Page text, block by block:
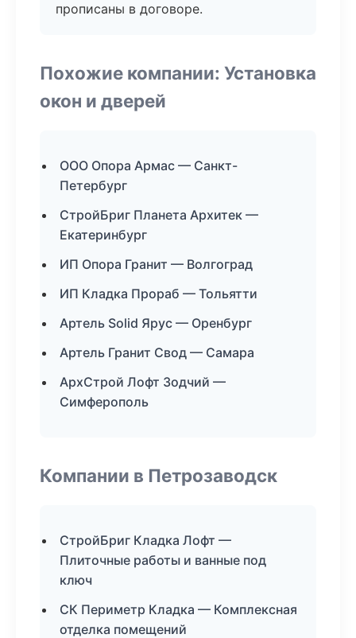
прописаны в договоре.
Похожие компании: Установка
окон и дверей
ООО Опора Армас — Санкт-
Петербург
СтройБриг Планета Архитек —
Екатеринбург
ИП Опора Гранит — Волгоград
ИП Кладка Прораб — Тольятти
Артель Solid Ярус — Оренбург
Артель Гранит Свод — Самара
АрхСтрой Лофт Зодчий —
Симферополь
Компании в Петрозаводск
СтройБриг Кладка Лофт —
Плиточные работы и ванные под
ключ
СК Периметр Кладка — Комплексная
отделка помещений